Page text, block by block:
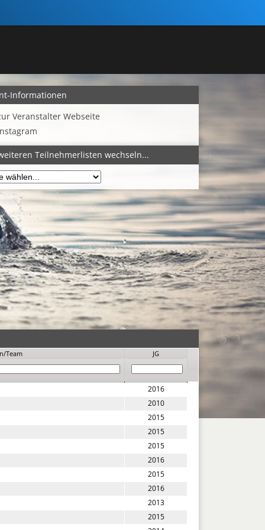
Informationen
Veranstalter Webseite
Teilnehmerlisten wechseln...
Team JG
2016
2010
2015
2015
2015
2016
2015
2016
2013
2015